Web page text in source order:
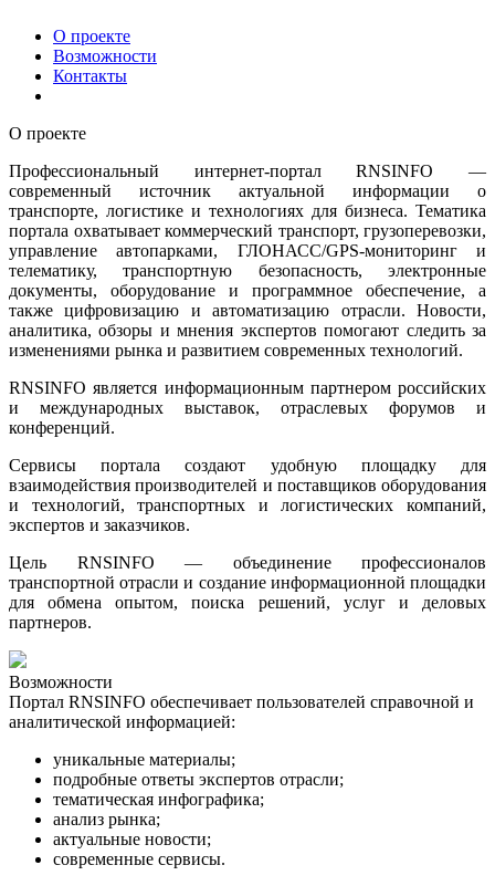
О проекте
Возможности
Контакты
О проекте
Профессиональный интернет-портал RNSINFO —
современный источник актуальной информации о
транспорте, логистике и технологиях для бизнеса. Тематика
портала охватывает коммерческий транспорт, грузоперевозки,
управление автопарками, ГЛОНАСС/GPS-мониторинг и
телематику, транспортную безопасность, электронные
документы, оборудование и программное обеспечение, а
также цифровизацию и автоматизацию отрасли. Новости,
аналитика, обзоры и мнения экспертов помогают следить за
изменениями рынка и развитием современных технологий.
RNSINFO является информационным партнером российских
и международных выставок, отраслевых форумов и
конференций.
Сервисы портала создают удобную площадку для
взаимодействия производителей и поставщиков оборудования
и технологий, транспортных и логистических компаний,
экспертов и заказчиков.
Цель RNSINFO — объединение профессионалов
транспортной отрасли и создание информационной площадки
для обмена опытом, поиска решений, услуг и деловых
партнеров.
Возможности
Портал RNSINFO обеспечивает пользователей справочной и
аналитической информацией:
уникальные материалы;
подробные ответы экспертов отрасли;
тематическая инфографика;
анализ рынка;
актуальные новости;
современные сервисы.